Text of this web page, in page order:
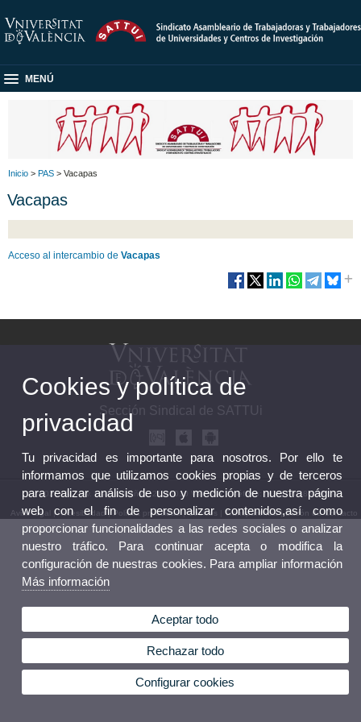
MENÚ
Inicio > PAS > Vacapas
Vacapas
Acceso al intercambio deVacapas
Sección Sindical de SATTUi
© 2026 UV. - Av. Blasco Ibáñez, 21 46010 Valencia. Teléfono: (+34) 96 386 49 59
Aviso legal |Accesibilidad |Política privacidad|Cookies |Transparencia|Buzón de Contacto
Cookies y política de
privacidad
Tu privacidad es importante para nosotros. Por ello te
informamos que utilizamos cookies propias y de terceros
para realizar análisis de uso y medición de nuestra página
web con el fin de personalizar contenidos,así como
proporcionar funcionalidades a las redes sociales o analizar
nuestro tráfico. Para continuar acepta o modifica la
configuración de nuestras cookies. Para ampliar información
Más información
Aceptar todo
Rechazar todo
Configurar cookies